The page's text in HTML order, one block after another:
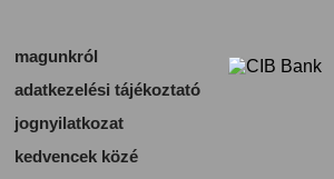
magunkról
adatkezelési tájékoztató
jognyilatkozat
kedvencek közé